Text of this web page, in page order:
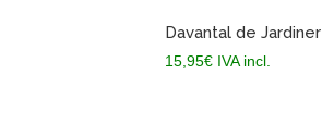
Davantal de Jardiner
15,95€ IVA incl.